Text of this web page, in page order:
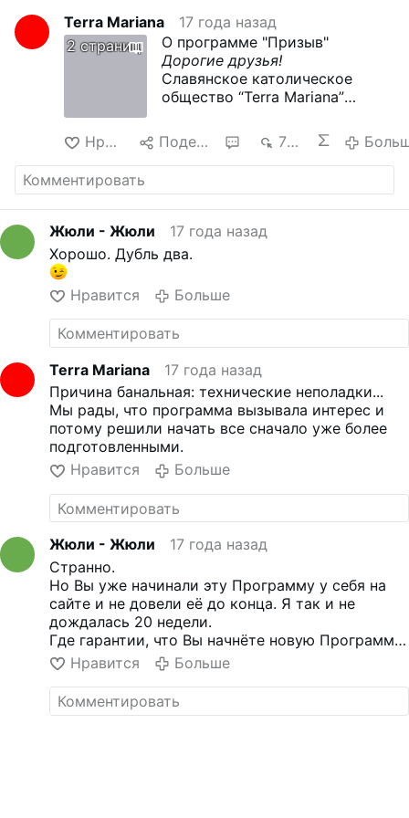
Terra Mariana
17 года назад
2 страниц
О программе "Призыв"
Дорогие друзья!
Славянское католическое
общество “Terra Mariana”
“Призыв”, основанную на
Духовных Упражнениях св.
Игнатия Лойолы.“Призыв” – это
повседневной жизни,
помогающая не отрываясь от
работ и дел углубиться в свое
сердце и душу. Выполняя ее вы
глубже познаете Иисуса и
научитесь лучше ему служить.
Программа “Призыв”, 36-
недельная программа
размышлений, разделена на на
4 части:
I – Призыв (12 недель)
II – Решение (11 недель)
III – Путь (6 недель)
IV – Победа (7 недель)
Начало программы – 6
сентября 2009 г. Материалы
программы будут
соответствовать
литургическому календарю
быть подспорьем для
реколекций Адвента и
Великого поста.
По умолчанию началом новой
недели программы считается
воскресенье мы будем
публиковать материалы новой
Нравится Поделиться 7 тыс.
Жюли - Жюли
17 года назад
Хорошо. Дубль два.
Нравится Больше
Terra Mariana
17 года назад
Причина банальная: технические неполадки...
Мы рады, что программа вызывала интерес и
потому решили начать все сначало уже более
подготовленными.
Нравится
Больше
Жюли - Жюли
17 года назад
Странно.
Но Вы уже начинали эту Программу у себя на
сайте и не довели её до конца. Я так и не
дождалась 20 недели.
Где гарантии, что Вы начнёте новую Программу
и она будет продолжаться?
Относитесь поответственней к своим
обещаниям.
Нравится Больше